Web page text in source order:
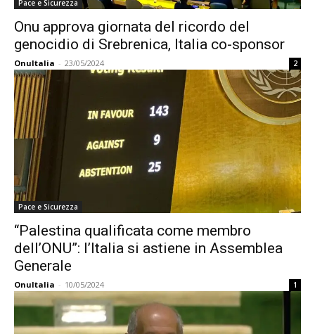
Pace e Sicurezza
Onu approva giornata del ricordo del
genocidio di Srebrenica, Italia co-sponsor
OnuItalia - 23/05/2024 2
Pace e Sicurezza
“Palestina qualificata come membro
dell’ONU”: l’Italia si astiene in Assemblea
Generale
OnuItalia - 10/05/2024 1